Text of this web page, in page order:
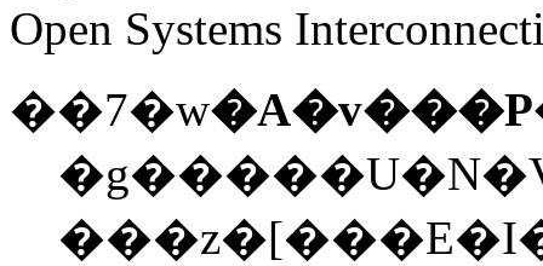
Open Systems
��7�w